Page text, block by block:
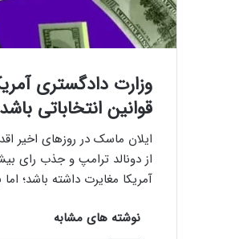
وزارت دادگستری
قوانین انتخاباتی باشد
از دونالد ترامپ و جذب رای
آمریکا مغایرت داشته باشد؛
نوشته های مشابه